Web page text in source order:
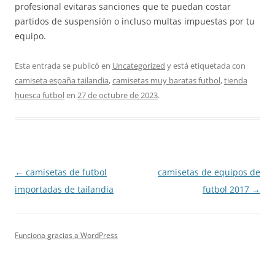
profesional evitaras sanciones que te puedan costar
partidos de suspensión o incluso multas impuestas por tu
equipo.
Esta entrada se publicó en Uncategorized y está etiquetada con
camiseta españa tailandia,camisetas muy baratas futbol,tienda
huesca futbolen 27 de octubre de 2023.
Navegación
de
← camisetas de futbol
importadas de tailandia
camisetas de equipos de
futbol 2017 →
Funciona gracias a WordPress